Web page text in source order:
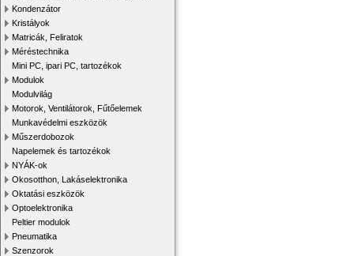
Kondenzátor
Kristályok
Matricák, Feliratok
Méréstechnika
Mini PC, ipari PC, tartozékok
Modulok
Modulvilág
Motorok, Ventilátorok, Fűtőelemek
Munkavédelmi eszközök
Műszerdobozok
Napelemek és tartozékok
NYÁK-ok
Okosotthon, Lakáselektronika
Oktatási eszközök
Optoelektronika
Peltier modulok
Pneumatika
Szenzorok